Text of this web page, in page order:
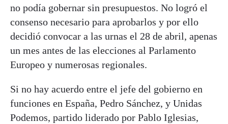
no podía gobernar sin presupuestos. No logró el
consenso necesario para aprobarlos y por ello
decidió convocar a las urnas el 28 de abril, apenas
un mes antes de las elecciones al Parlamento
Europeo y numerosas regionales.
Si no hay acuerdo entre el jefe del gobierno en
funciones en España, Pedro Sánchez, y Unidas
Podemos, partido liderado por Pablo Iglesias,